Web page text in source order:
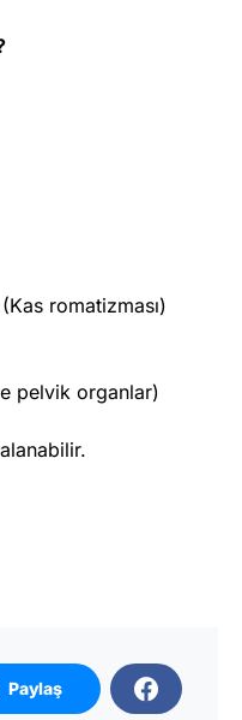
romatizması)
pelvik organlar)
Paylaş